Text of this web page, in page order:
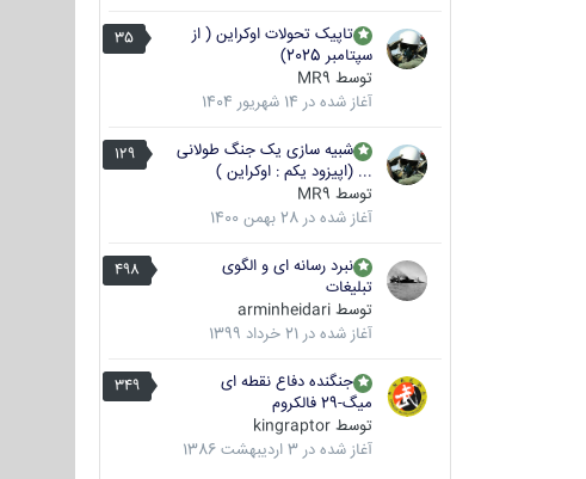
35
تاپیک تحولات اوکراین ( از
سپتامبر 2025)
توسط MR9
آغاز شده در 14 شهریور 1404
129
شبیه سازی یک جنگ طولانی
... (اپیزود یکم : اوکراین )
توسط MR9
آغاز شده در 28 بهمن 1400
498
نبرد رسانه ای و الگوی
تبلیغات
توسط arminheidari
آغاز شده در 21 خرداد 1399
349
جنگنده دفاع نقطه ای
میگ-29 فالکروم
توسط kingraptor
آغاز شده در 3 اردیبهشت 1386